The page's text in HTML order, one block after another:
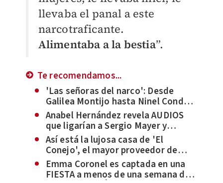
llevaba el panal a este
narcotraficante.
Alimentaba a la bestia”.
Te recomendamos...
'Las señoras del narco': Desde
Galilea Montijo hasta Ninel Conde,
ellas son las famosas relacionadas
a Beltrán Leyva
Anabel Hernández revela AUDIOS
que ligarían a Sergio Mayer y
Galilea Montijo con Beltrán Leyva
Así está la lujosa casa de 'El
Conejo', el mayor proveedor de
drogas de los Beltrán Leyva
Emma Coronel es captada en una
FIESTA a menos de una semana de